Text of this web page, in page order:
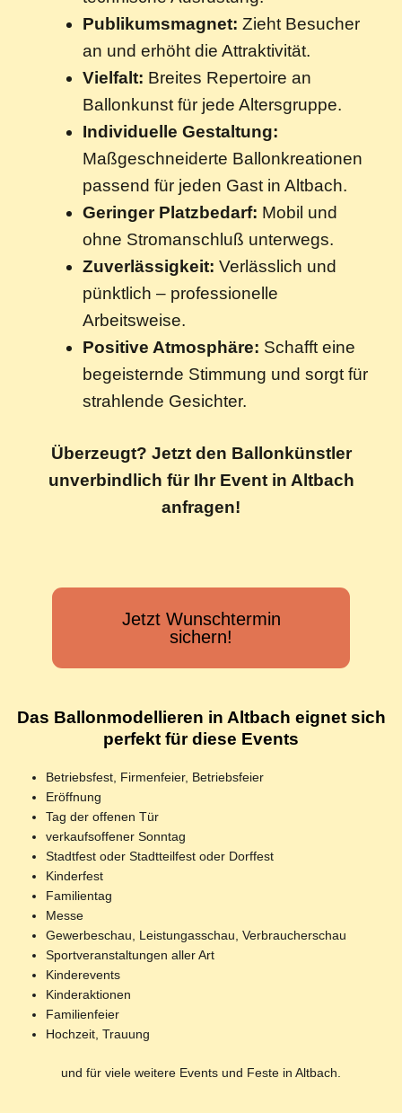
Publikumsmagnet: Zieht Besucher
an und erhöht die Attraktivität.
Vielfalt: Breites Repertoire an
Ballonkunst für jede Altersgruppe.
Individuelle Gestaltung:
Maßgeschneiderte Ballonkreationen
passend für jeden Gast in Altbach.
Geringer Platzbedarf: Mobil und
ohne Stromanschluß unterwegs.
Zuverlässigkeit: Verlässlich und
pünktlich – professionelle
Arbeitsweise.
Positive Atmosphäre: Schafft eine
begeisternde Stimmung und sorgt für
strahlende Gesichter.
Überzeugt? Jetzt den Ballonkünstler
unverbindlich für Ihr Event in Altbach
anfragen!
Jetzt Wunschtermin
sichern!
Das Ballonmodellieren in Altbach eignet sich
perfekt für diese Events
Betriebsfest, Firmenfeier, Betriebsfeier
Eröffnung
Tag der offenen Tür
verkaufsoffener Sonntag
Stadtfest oder Stadtteilfest oder Dorffest
Kinderfest
Familientag
Messe
Gewerbeschau, Leistungasschau, Verbraucherschau
Sportveranstaltungen aller Art
Kinderevents
Kinderaktionen
Familienfeier
Hochzeit, Trauung
und für viele weitere Events und Feste in Altbach.